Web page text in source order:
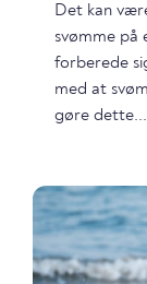
Det kan
svømme på
forberede
med at
gøre dette...